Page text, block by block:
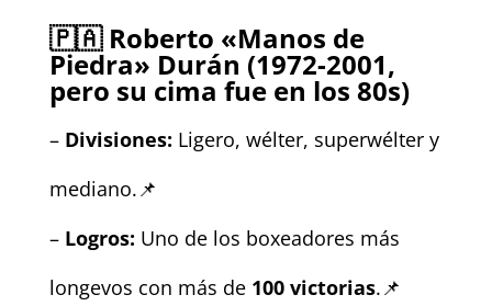
🇵🇦 Roberto «Manos de
Piedra» Durán (1972-2001,
pero su cima fue en los 80s)
– Divisiones: Ligero, wélter, superwélter y
mediano.📌
– Logros: Uno de los boxeadores más
longevos con más de 100 victorias.📌